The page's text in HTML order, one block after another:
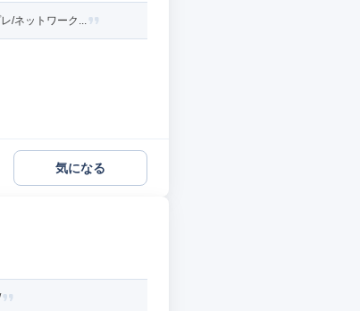
/ネットワーク...
気になる